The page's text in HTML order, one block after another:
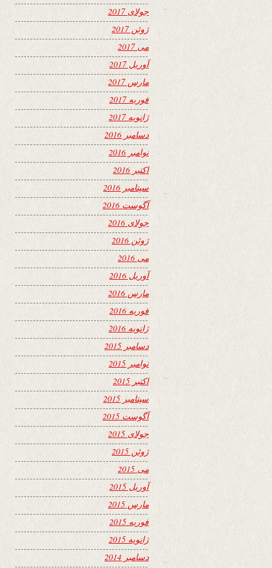
جولای 2017
ژوئن 2017
می 2017
آوریل 2017
مارس 2017
فوریه 2017
ژانویه 2017
دسامبر 2016
نوامبر 2016
اکتبر 2016
سپتامبر 2016
آگوست 2016
جولای 2016
ژوئن 2016
می 2016
آوریل 2016
مارس 2016
فوریه 2016
ژانویه 2016
دسامبر 2015
نوامبر 2015
اکتبر 2015
سپتامبر 2015
آگوست 2015
جولای 2015
ژوئن 2015
می 2015
آوریل 2015
مارس 2015
فوریه 2015
ژانویه 2015
دسامبر 2014